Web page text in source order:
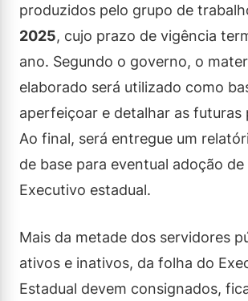
produzidos pelo grupo de
2025, cujo prazo de vigência
ano. Segundo o governo, o
elaborado será utilizado como
aperfeiçoar e detalhar as futuras
Ao final, será entregue um
de base para eventual adoção
Executivo estadual.
Mais da metade dos servidores
ativos e inativos, da folha do
Estadual devem consignados,